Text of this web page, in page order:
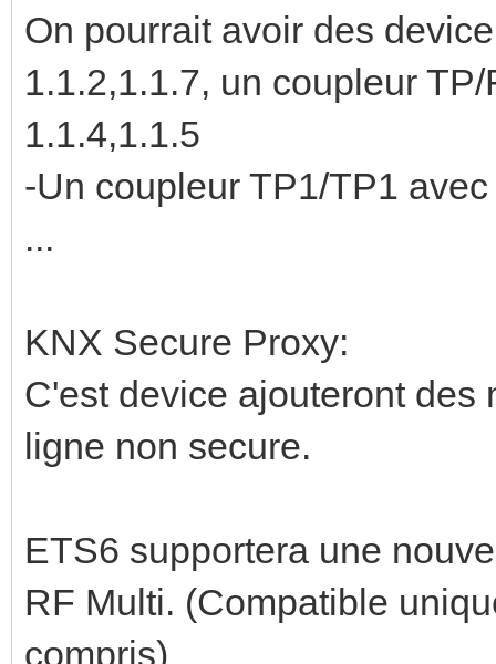
On pourrait avoir des
1.1.2,1.1.7, un coupleur
1.1.4,1.1.5
-Un coupleur TP1/TP1
...
KNX Secure Proxy:
C'est device ajouteront des
ligne non secure.
ETS6 supportera une
RF Multi. (Compatible
compris)